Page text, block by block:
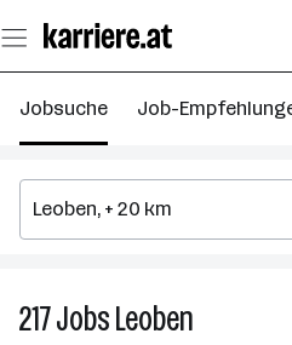
Seiteninhalt
springen
Jobsuche Job-
217JobsLeoben